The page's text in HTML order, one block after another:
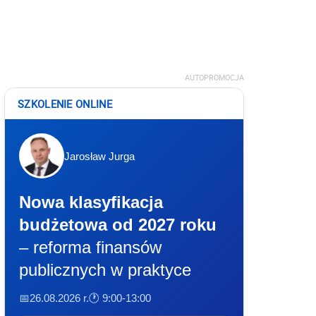
AUTOPROMOCJA
SZKOLENIE ONLINE
Jarosław Jurga
Nowa klasyfikacja
budżetowa od 2027 roku
– reforma finansów
publicznych w praktyce
📅26.08.2026 r.🕐 9:00-13:00